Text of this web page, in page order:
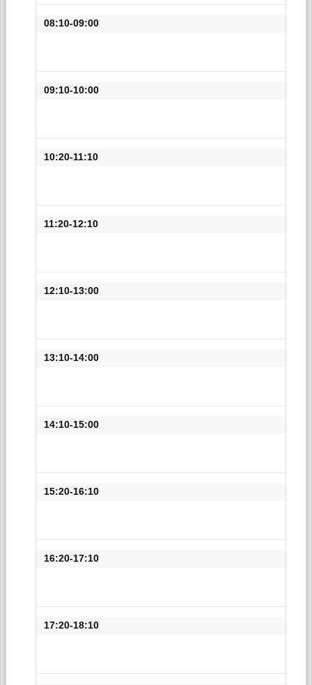
08:10-09:00
09:10-10:00
10:20-11:10
11:20-12:10
12:10-13:00
13:10-14:00
14:10-15:00
15:20-16:10
16:20-17:10
17:20-18:10